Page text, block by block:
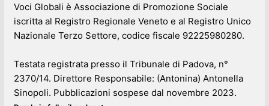
Voci Globali è Associazione di Promozione Sociale
iscritta al Registro Regionale Veneto e al Registro Unico
Nazionale Terzo Settore, codice fiscale 92225980280.
Testata registrata presso il Tribunale di Padova, n°
2370/14. Direttore Responsabile: (Antonina) Antonella
Sinopoli. Pubblicazioni sospese dal novembre 2023.